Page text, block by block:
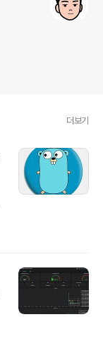
더보기